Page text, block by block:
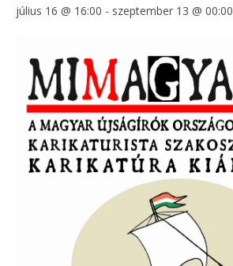
július 16 @ 16:00 - szeptember 13 @ 00:00